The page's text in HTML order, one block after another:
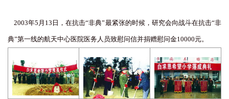
2003年5月13日，在抗击“非典”最紧张的时候，研究会向战斗在抗击“非
典”第一线的航天中心医院医务人员致慰问信并捐赠慰问金10000元。